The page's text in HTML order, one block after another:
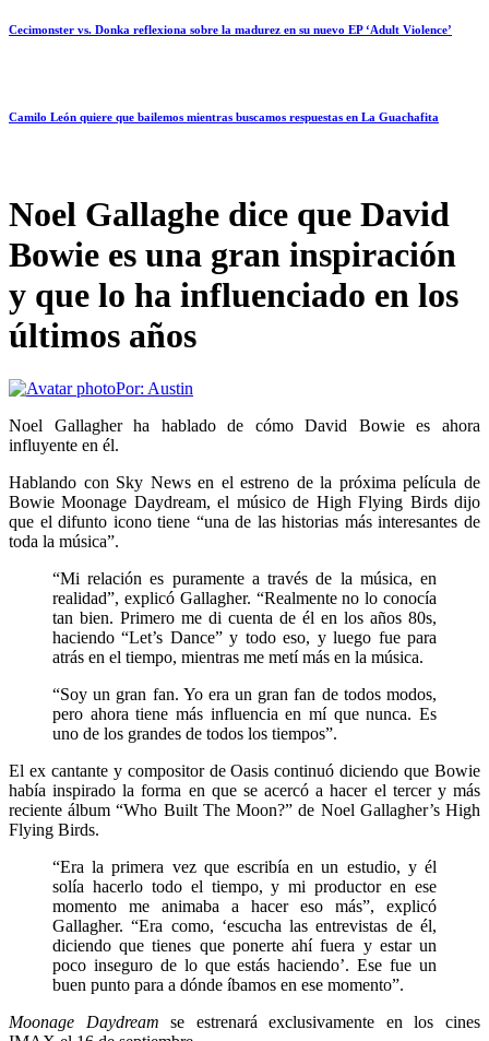
Cecimonster vs. Donka reflexiona sobre la madurez en su nuevo EP ‘Adult Violence’
Camilo León quiere que bailemos mientras buscamos respuestas en La Guachafita
Noel Gallaghe dice que David
Bowie es una gran inspiración
y que lo ha influenciado en los
últimos años
Por: Austin
Noel Gallagher ha hablado de cómo David Bowie es ahora
influyente en él.
Hablando con Sky News en el estreno de la próxima película de
Bowie Moonage Daydream, el músico de High Flying Birds dijo
que el difunto icono tiene “una de las historias más interesantes de
toda la música”.
“Mi relación es puramente a través de la música, en
realidad”, explicó Gallagher. “Realmente no lo conocía
tan bien. Primero me di cuenta de él en los años 80s,
haciendo “Let’s Dance” y todo eso, y luego fue para
atrás en el tiempo, mientras me metí más en la música.
“Soy un gran fan. Yo era un gran fan de todos modos,
pero ahora tiene más influencia en mí que nunca. Es
uno de los grandes de todos los tiempos”.
El ex cantante y compositor de Oasis continuó diciendo que Bowie
había inspirado la forma en que se acercó a hacer el tercer y más
reciente álbum “Who Built The Moon?” de Noel Gallagher’s High
Flying Birds.
“Era la primera vez que escribía en un estudio, y él
solía hacerlo todo el tiempo, y mi productor en ese
momento me animaba a hacer eso más”, explicó
Gallagher. “Era como, ‘escucha las entrevistas de él,
diciendo que tienes que ponerte ahí fuera y estar un
poco inseguro de lo que estás haciendo’. Ese fue un
buen punto para a dónde íbamos en ese momento”.
Moonage Daydreamse estrenará exclusivamente en los cines